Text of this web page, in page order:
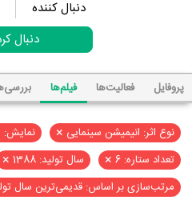
دنبال کننده
دنبال
پروفایل فعالیت‌ها فیلم‌ها
نوع اثر: انیمیشن سینمایی × نمایش:
تعداد ستاره: 6 × سال تولید: 1388 ×
مرتب‌سازی بر اساس: قدیمی‌ترین سال